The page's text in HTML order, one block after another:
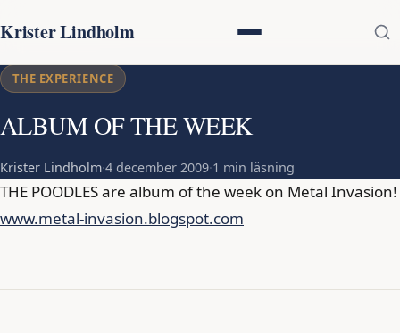
Krister Lindholm
THE EXPERIENCE
ALBUM OF THE WEEK
Krister Lindholm·4 december 2009·1 min läsning
THE POODLES are album of the week on Metal Invasion!
www.metal-invasion.blogspot.com